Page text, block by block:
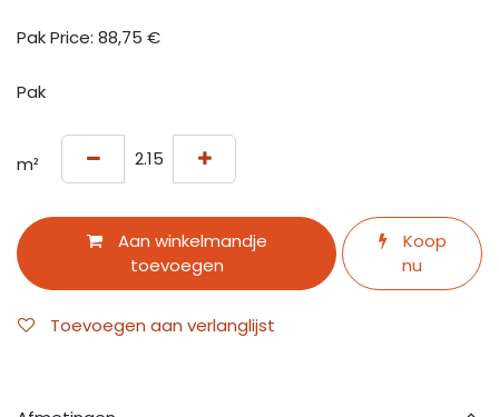
Pak Price: 88,75 €
Pak
m²
Aan winkelmandje
toevoegen
Koop
nu
Toevoegen aan verlanglijst